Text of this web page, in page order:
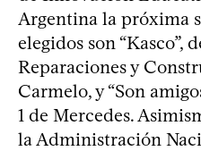
Argentina la próxima
elegidos son “Kasco”,
Reparaciones y
Carmelo, y “Son
1 de Mercedes.
la Administración